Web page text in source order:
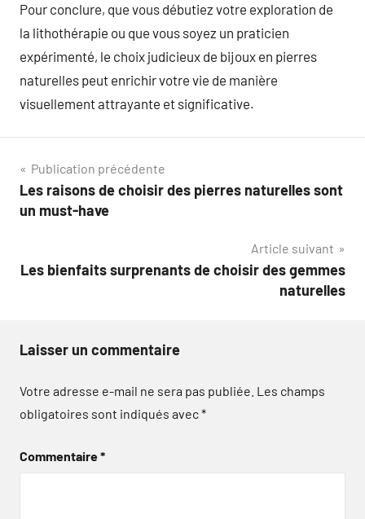
Pour conclure, que vous débutiez votre exploration de
la lithothérapie ou que vous soyez un praticien
expérimenté, le choix judicieux de bijoux en pierres
naturelles peut enrichir votre vie de manière
visuellement attrayante et significative.
Navigation
de
Publication précédente
Les raisons de choisir des pierres naturelles sont
un must-have
Article suivant
Les bienfaits surprenants de choisir des gemmes
naturelles
Laisser un commentaire
Votre adresse e-mail ne sera pas publiée. Les champs
obligatoires sont indiqués avec*
Commentaire*